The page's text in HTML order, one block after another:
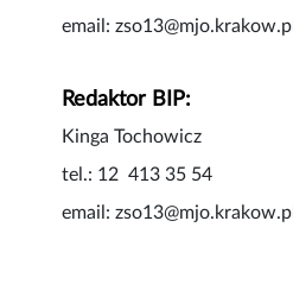
email: zso13@mjo.krakow.pl
Redaktor BIP:
Kinga Tochowicz
tel.: 12 413 35 54
email: zso13@mjo.krakow.pl